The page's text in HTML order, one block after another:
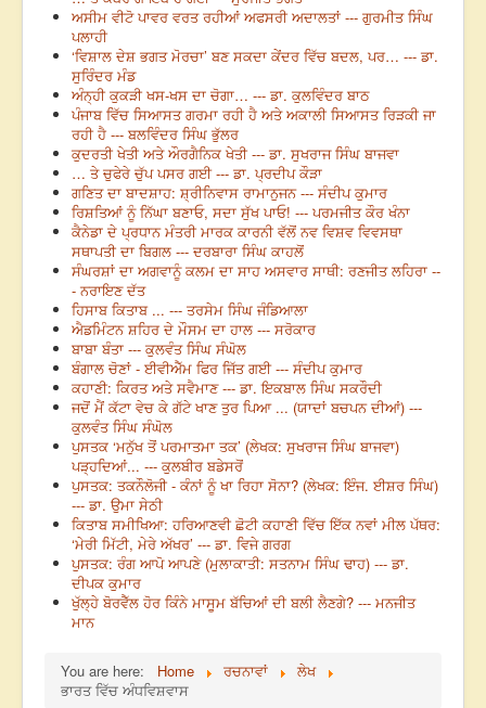
ਅਸੀਮ ਵੀਟੋ ਪਾਵਰ ਵਰਤ ਰਹੀਆਂ ਅਫਸਰੀ ਅਦਾਲਤਾਂ --- ਗੁਰਮੀਤ ਸਿੰਘ
ਪਲਾਹੀ
‘ਵਿਸ਼ਾਲ ਦੇਸ਼ ਭਗਤ ਮੋਰਚਾ’ ਬਣ ਸਕਦਾ ਕੇਂਦਰ ਵਿੱਚ ਬਦਲ, ਪਰ… --- ਡਾ.
ਸੁਰਿੰਦਰ ਮੰਡ
ਅੰਨ੍ਹੀ ਕੁਕੜੀ ਖਸ-ਖਸ ਦਾ ਚੋਗਾ… --- ਡਾ. ਕੁਲਵਿੰਦਰ ਬਾਠ
ਪੰਜਾਬ ਵਿੱਚ ਸਿਆਸਤ ਗਰਮਾ ਰਹੀ ਹੈ ਅਤੇ ਅਕਾਲੀ ਸਿਆਸਤ ਰਿੜਕੀ ਜਾ
ਰਹੀ ਹੈ --- ਬਲਵਿੰਦਰ ਸਿੰਘ ਭੁੱਲਰ
ਕੁਦਰਤੀ ਖੇਤੀ ਅਤੇ ਔਰਗੈਨਿਕ ਖੇਤੀ --- ਡਾ. ਸੁਖਰਾਜ ਸਿੰਘ ਬਾਜਵਾ
… ਤੇ ਚੁਫੇਰੇ ਚੁੱਪ ਪਸਰ ਗਈ --- ਡਾ. ਪ੍ਰਦੀਪ ਕੌੜਾ
ਗਣਿਤ ਦਾ ਬਾਦਸ਼ਾਹ: ਸ਼੍ਰੀਨਿਵਾਸ ਰਾਮਾਨੁਜਨ --- ਸੰਦੀਪ ਕੁਮਾਰ
ਰਿਸ਼ਤਿਆਂ ਨੂੰ ਨਿੱਘਾ ਬਣਾਓ, ਸਦਾ ਸੁੱਖ ਪਾਓ! --- ਪਰਮਜੀਤ ਕੌਰ ਖੰਨਾ
ਕੈਨੇਡਾ ਦੇ ਪ੍ਰਧਾਨ ਮੰਤਰੀ ਮਾਰਕ ਕਾਰਨੀ ਵੱਲੋਂ ਨਵ ਵਿਸ਼ਵ ਵਿਵਸਥਾ
ਸਥਾਪਤੀ ਦਾ ਬਿਗਲ --- ਦਰਬਾਰਾ ਸਿੰਘ ਕਾਹਲੋਂ
ਸੰਘਰਸ਼ਾਂ ਦਾ ਅਗਵਾਨੂੰ ਕਲਮ ਦਾ ਸਾਹ ਅਸਵਾਰ ਸਾਥੀ: ਰਣਜੀਤ ਲਹਿਰਾ --
- ਨਰਾਇਣ ਦੱਤ
ਹਿਸਾਬ ਕਿਤਾਬ ... --- ਤਰਸੇਮ ਸਿੰਘ ਜੰਡਿਆਲਾ
ਐਡਮਿੰਟਨ ਸ਼ਹਿਰ ਦੇ ਮੌਸਮ ਦਾ ਹਾਲ --- ਸਰੋਕਾਰ
ਬਾਬਾ ਬੰਤਾ --- ਕੁਲਵੰਤ ਸਿੰਘ ਸੰਘੋਲ
ਬੰਗਾਲ ਚੋਣਾਂ - ਈਵੀਐੱਮ ਫਿਰ ਜਿੱਤ ਗਈ --- ਸੰਦੀਪ ਕੁਮਾਰ
ਕਹਾਣੀ: ਕਿਰਤ ਅਤੇ ਸਵੈਮਾਣ --- ਡਾ. ਇਕਬਾਲ ਸਿੰਘ ਸਕਰੌਦੀ
ਜਦੋਂ ਮੈਂ ਕੱਟਾ ਵੇਚ ਕੇ ਗੱਟੇ ਖਾਣ ਤੁਰ ਪਿਆ ... (ਯਾਦਾਂ ਬਚਪਨ ਦੀਆਂ) ---
ਕੁਲਵੰਤ ਸਿੰਘ ਸੰਘੋਲ
ਪੁਸਤਕ ‘ਮਨੁੱਖ ਤੋਂ ਪਰਮਾਤਮਾ ਤਕ’ (ਲੇਖਕ: ਸੁਖਰਾਜ ਸਿੰਘ ਬਾਜਵਾ)
ਪੜ੍ਹਦਿਆਂ... --- ਕੁਲਬੀਰ ਬਡੇਸਰੋਂ
ਪੁਸਤਕ: ਤਕਨੌਲੋਜੀ - ਕੰਨਾਂ ਨੂੰ ਖਾ ਰਿਹਾ ਸੋਨਾ? (ਲੇਖਕ: ਇੰਜ. ਈਸ਼ਰ ਸਿੰਘ)
--- ਡਾ. ਉਮਾ ਸੇਠੀ
ਕਿਤਾਬ ਸਮੀਖਿਆ: ਹਰਿਆਣਵੀ ਛੋਟੀ ਕਹਾਣੀ ਵਿੱਚ ਇੱਕ ਨਵਾਂ ਮੀਲ ਪੱਥਰ:
‘ਮੇਰੀ ਮਿੱਟੀ, ਮੇਰੇ ਅੱਖਰ’ --- ਡਾ. ਵਿਜੇ ਗਰਗ
ਪੁਸਤਕ: ਰੰਗ ਆਪੋ ਆਪਣੇ (ਮੁਲਾਕਾਤੀ: ਸਤਨਾਮ ਸਿੰਘ ਢਾਹ) --- ਡਾ.
ਦੀਪਕ ਕੁਮਾਰ
ਖੁੱਲ੍ਹੇ ਬੋਰਵੈੱਲ ਹੋਰ ਕਿੰਨੇ ਮਾਸੂਮ ਬੱਚਿਆਂ ਦੀ ਬਲੀ ਲੈਣਗੇ? --- ਮਨਜੀਤ
ਮਾਨ
You are here: Home ਰਚਨਾਵਾਂ
ਲੇਖ
ਭਾਰਤ ਵਿੱਚ ਅੰਧਵਿਸ਼ਵਾਸ